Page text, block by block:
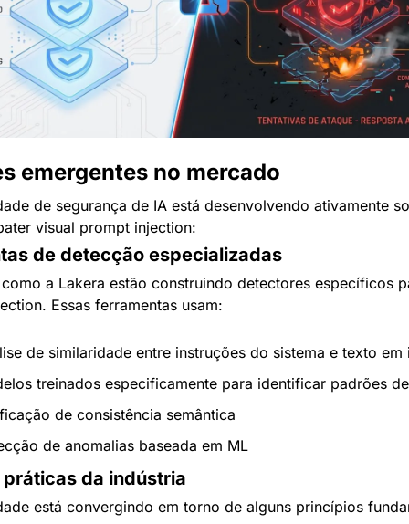
emergentes no mercado
de segurança de IA está desenvolvendo ativamente
visual prompt injection:
de detecção especializadas
a Lakera estão construindo detectores específicos
Essas ferramentas usam:
de similaridade entre instruções do sistema e texto em
treinados especificamente para identificar padrões
de consistência semântica
de anomalias baseada em ML
da indústria
está convergindo em torno de alguns princípios